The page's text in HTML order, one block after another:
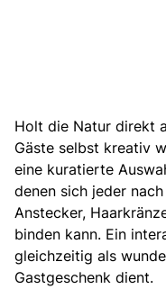
Holt die Natur direkt
Gäste selbst kreativ
eine kuratierte
denen sich jeder
Anstecker,
binden kann. Ein
gleichzeitig als
Gastgeschenk dient.